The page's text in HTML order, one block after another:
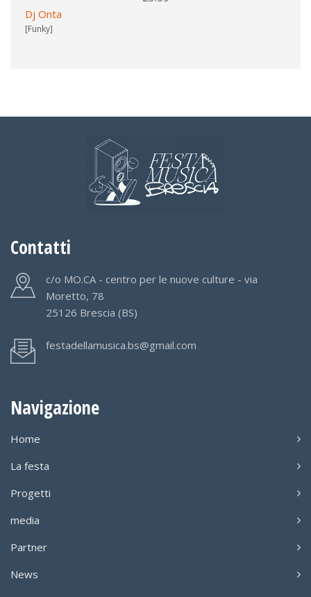
Dj Onta
[Funky]
Contatti
c/o MO.CA - centro per le nuove culture - via
Moretto, 78
25126 Brescia (BS)
festadellamusica.bs@gmail.com
Navigazione
Home
La festa
Progetti
media
Partner
News